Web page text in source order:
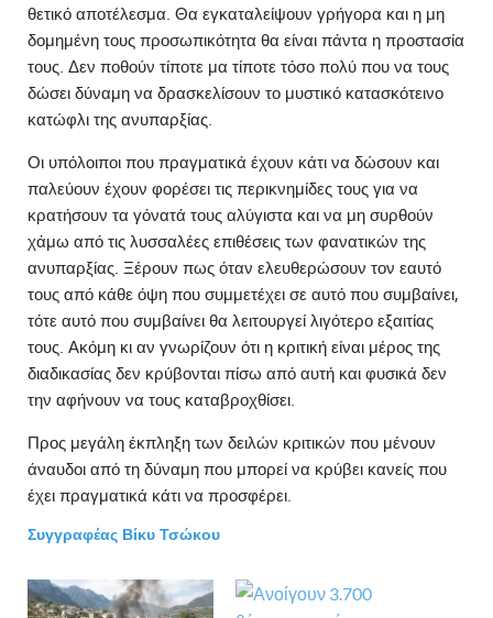
θετικό αποτέλεσμα. Θα εγκαταλείψουν γρήγορα και η μη
δομημένη τους προσωπικότητα θα είναι πάντα η προστασία
τους. Δεν ποθούν τίποτε μα τίποτε τόσο πολύ που να τους
δώσει δύναμη να δρασκελίσουν το μυστικό κατασκότεινο
κατώφλι της ανυπαρξίας.
Οι υπόλοιποι που πραγματικά έχουν κάτι να δώσουν και
παλεύουν έχουν φορέσει τις περικνημίδες τους για να
κρατήσουν τα γόνατά τους αλύγιστα και να μη συρθούν
χάμω από τις λυσσαλέες επιθέσεις των φανατικών της
ανυπαρξίας. Ξέρουν πως όταν ελευθερώσουν τον εαυτό
τους από κάθε όψη που συμμετέχει σε αυτό που συμβαίνει,
τότε αυτό που συμβαίνει θα λειτουργεί λιγότερο εξαιτίας
τους. Ακόμη κι αν γνωρίζουν ότι η κριτική είναι μέρος της
διαδικασίας δεν κρύβονται πίσω από αυτή και φυσικά δεν
την αφήνουν να τους καταβροχθίσει.
Προς μεγάλη έκπληξη των δειλών κριτικών που μένουν
άναυδοι από τη δύναμη που μπορεί να κρύβει κανείς που
έχει πραγματικά κάτι να προσφέρει.
Συγγραφέας Βίκυ Τσώκου